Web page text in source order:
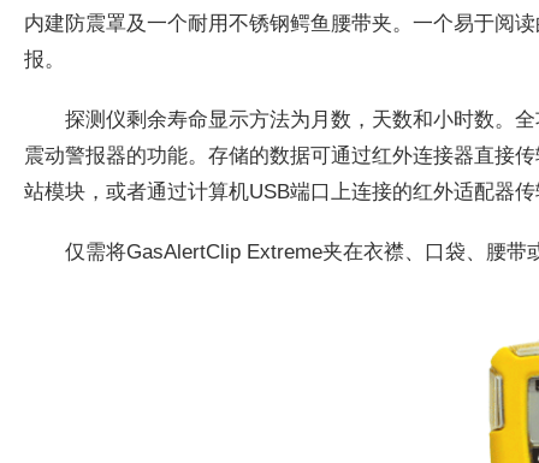
内建防震罩及一个耐用不锈钢鳄鱼腰带夹。一个易于阅
报。
探测仪剩余寿命显示方法为月数，天数和小时数。
震动警报器的功能。存储的数据可通过红外连接器直接
站模块，或者通过计算机USB端口上连接的红外适配器
仅需将GasAlertClip Extreme夹在衣襟、口袋、腰